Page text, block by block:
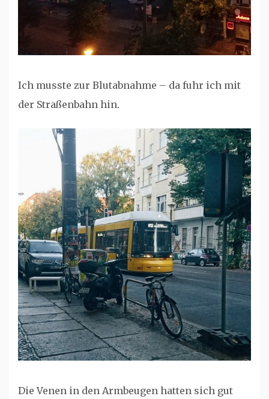
Ich musste zur Blutabnahme – da fuhr ich mit
der Straßenbahn hin.
Die Venen in den Armbeugen hatten sich gut